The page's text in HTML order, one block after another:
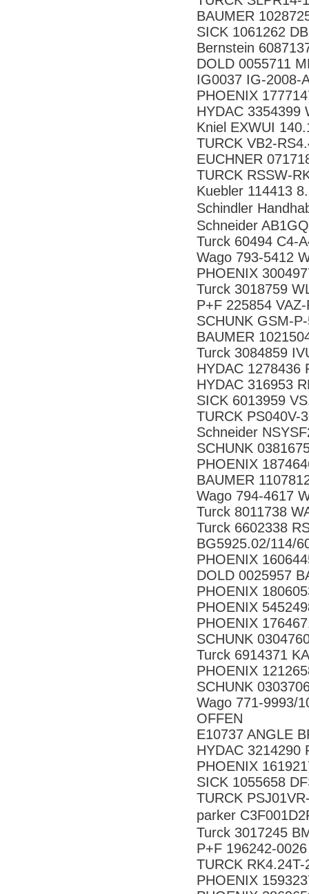
BAUMER
SICK 1061262
Bernstein
DOLD 0055711
IG0037 IG-2008-
PHOENIX
HYDAC 3354399
Kniel EXWUI
TURCK VB2-
EUCHNER
TURCK RSSW-
Kuebler 114413
Schindler
Schneider AB1GQ
Turck 60494 C4-
Wago 793-5412
PHOENIX
Turck 3018759
P+F 225854
SCHUNK GSM-
BAUMER
Turck 3084859
HYDAC 1278436
HYDAC 316953
SICK 6013959
TURCK PS040V-
Schneider
SCHUNK
PHOENIX
BAUMER
Wago 794-4617
Turck 8011738
Turck 6602338
BG5925.02/114/
PHOENIX
DOLD 0025957
PHOENIX
PHOENIX
PHOENIX
SCHUNK
Turck 6914371
PHOENIX
SCHUNK
Wago 771-9993/
OFFEN
E10737 ANGLE
HYDAC 3214290
PHOENIX
SICK 1055658
TURCK
parker
Turck 3017245
P+F 196242-
TURCK
PHOENIX